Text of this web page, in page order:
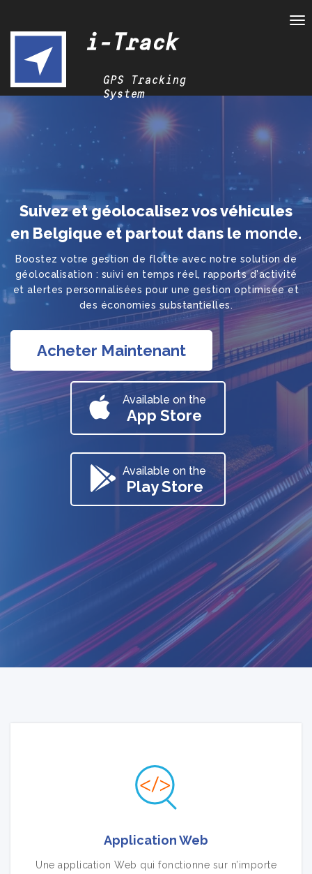
Suivez et géolocalisez vos véhicules
en Belgique et partout dans le monde.
Boostez votre gestion de flotte avec notre solution de
géolocalisation : suivi en temps réel, rapports d'activité
et alertes personnalisées pour une gestion optimisée et
des économies substantielles.
Acheter Maintenant
Available on the
App Store
Available on the
Play Store
Application Web
Une application Web qui fonctionne sur n’importe